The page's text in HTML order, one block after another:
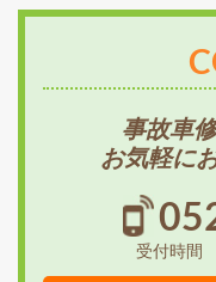
事故車
お気軽に
受付時間